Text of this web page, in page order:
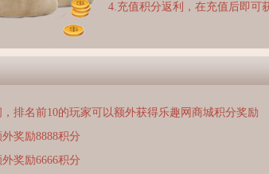
4.充值积分返利，在充值后即可
排名前10的玩家可以额外获得乐趣网商城积分奖励
奖励8888积分
奖励6666积分